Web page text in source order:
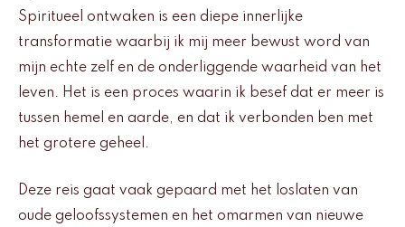
Spiritueel ontwaken is een diepe innerlijke
transformatie waarbij ik mij meer bewust word van
mijn echte zelf en de onderliggende waarheid van het
leven. Het is een proces waarin ik besef dat er meer is
tussen hemel en aarde, en dat ik verbonden ben met
het grotere geheel.
Deze reis gaat vaak gepaard met het loslaten van
oude geloofssystemen en het omarmen van nieuwe